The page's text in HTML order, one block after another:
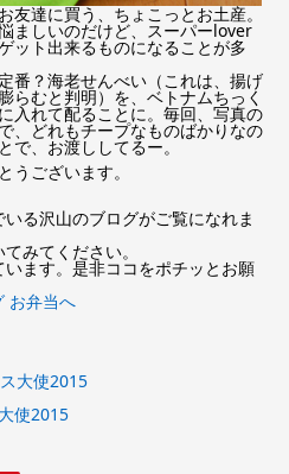
友達に買う、ちょこっとお土産。
ましいのだけど、スーパーlover
ット出来るものになることが多
番？海老せんべい（これは、揚げ
らむと判明）を、ベトナムちっく
入れて配ることに。毎回、写真の
、どれもチープなものばかりなの
で、お渡ししてるー。
うございます。
る沢山のブログがご覧になれま
みてください。
ます。是非ココをポチッとお願
使2015